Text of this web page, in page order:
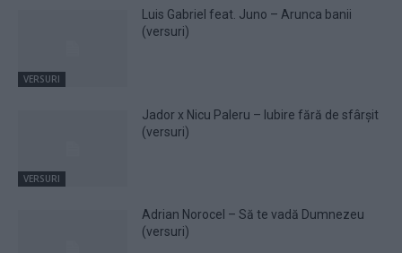
VERSURI
Luis Gabriel feat. Juno – Arunca banii
(versuri)
VERSURI
Jador x Nicu Paleru – Iubire fără de sfârșit
(versuri)
Adrian Norocel – Să te vadă Dumnezeu
(versuri)